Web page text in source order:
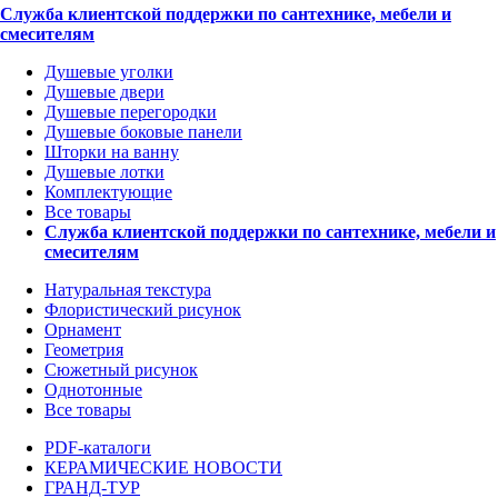
Служба клиентской поддержки по сантехнике, мебели и
смесителям
Душевые уголки
Душевые двери
Душевые перегородки
Душевые боковые панели
Шторки на ванну
Душевые лотки
Комплектующие
Все товары
Служба клиентской поддержки по сантехнике, мебели и
смесителям
Натуральная текстура
Флористический рисунок
Орнамент
Геометрия
Сюжетный рисунок
Однотонные
Все товары
PDF-каталоги
КЕРАМИЧЕСКИЕ НОВОСТИ
ГРАНД-ТУР